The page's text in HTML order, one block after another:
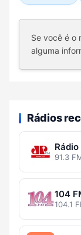
Se você é o
alguma
Rádios
91.3
104
104.1